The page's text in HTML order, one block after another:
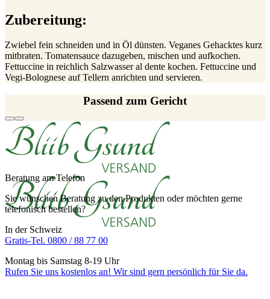
Zubereitung:
Zwiebel fein schneiden und in Öl dünsten. Veganes Gehacktes kurz
mitbraten. Tomatensauce dazugeben, mischen und aufkochen.
Fettuccine in reichlich Salzwasser al dente kochen. Fettuccine und
Vegi-Bolognese auf Tellern anrichten und servieren.
Passend zum Gericht
Beratung am Telefon
Sie wünschen Beratung zu den Produkten oder möchten gerne
telefonisch bestellen?
In der Schweiz
Gratis-Tel. 0800 / 88 77 00
Montag bis Samstag 8-19 Uhr
Rufen Sie uns kostenlos an! Wir sind gern persönlich für Sie da.